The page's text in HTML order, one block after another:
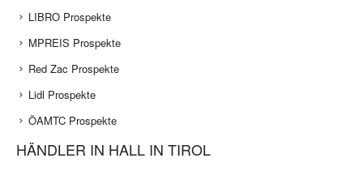
LIBRO Prospekte
MPREIS Prospekte
Red Zac Prospekte
Lidl Prospekte
ÖAMTC Prospekte
HÄNDLER IN HALL IN TIROL